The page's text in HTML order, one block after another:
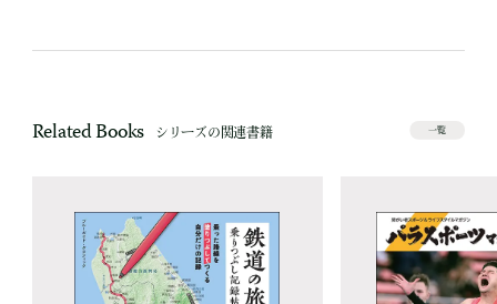
Related Books シリーズの関連書籍 一覧